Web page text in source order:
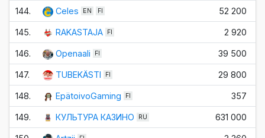
144. Celes EN FI 52 200
145. RAKASTAJA FI 2 920
146. Openaali FI 39 500
147. TUBEKÄSTI FI 29 800
148. EpätoivoGaming FI 357
149. КУЛЬТУРА КАЗИНО RU 631 000